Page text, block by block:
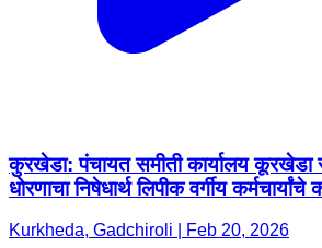
कुरखेडा: पंचायत समीती कार्यालय कूरखेडा
धोरणाचा निषेधार्थ लिपीक वर्गीय
Kurkheda, Gadchiroli | Feb 20, 2026